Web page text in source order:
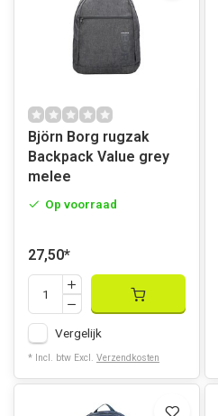
Björn Borg rugzak
Backpack Value grey
melee
Op voorraad
27,50*
Vergelijk
* Incl. btw Excl. Verzendkosten